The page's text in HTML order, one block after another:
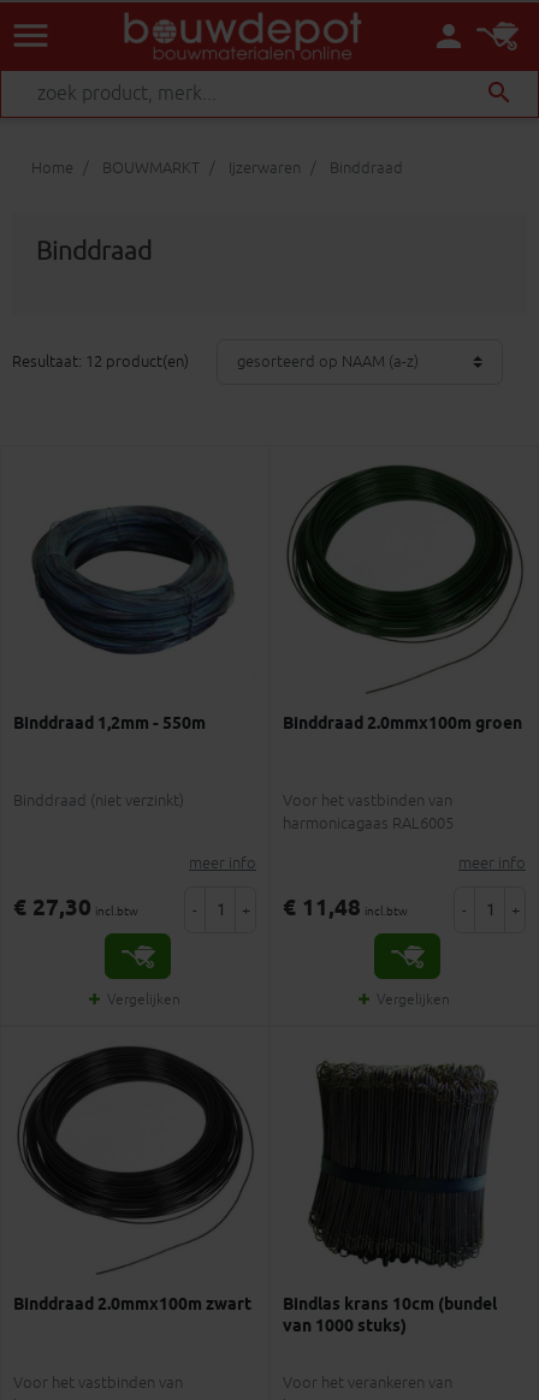
person
menu
search
Home BOUWMARKT Ijzerwaren Binddraad
Binddraad
Resultaat: 12 product(en)
Binddraad 1,2mm - 550m
Binddraad (niet verzinkt)
meer info
€ 27,30 incl.btw - +
Vergelijken
Binddraad 2.0mmx100m groen
Voor het vastbinden van
harmonicagaas RAL6005
meer info
€ 11,48 incl.btw - +
Vergelijken
Binddraad 2.0mmx100m zwart
Voor het vastbinden van
Bindlas krans 10cm (bundel
van 1000 stuks)
Voor het verankeren van